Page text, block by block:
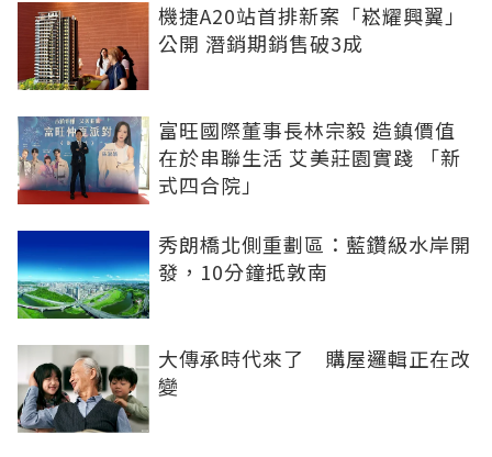
機捷A20站首排新案「崧耀興翼」
公開 潛銷期銷售破3成
富旺國際董事長林宗毅 造鎮價值
在於串聯生活 艾美莊園實踐 「新
式四合院」
秀朗橋北側重劃區：藍鑽級水岸開
發，10分鐘抵敦南
大傳承時代來了 購屋邏輯正在改
變